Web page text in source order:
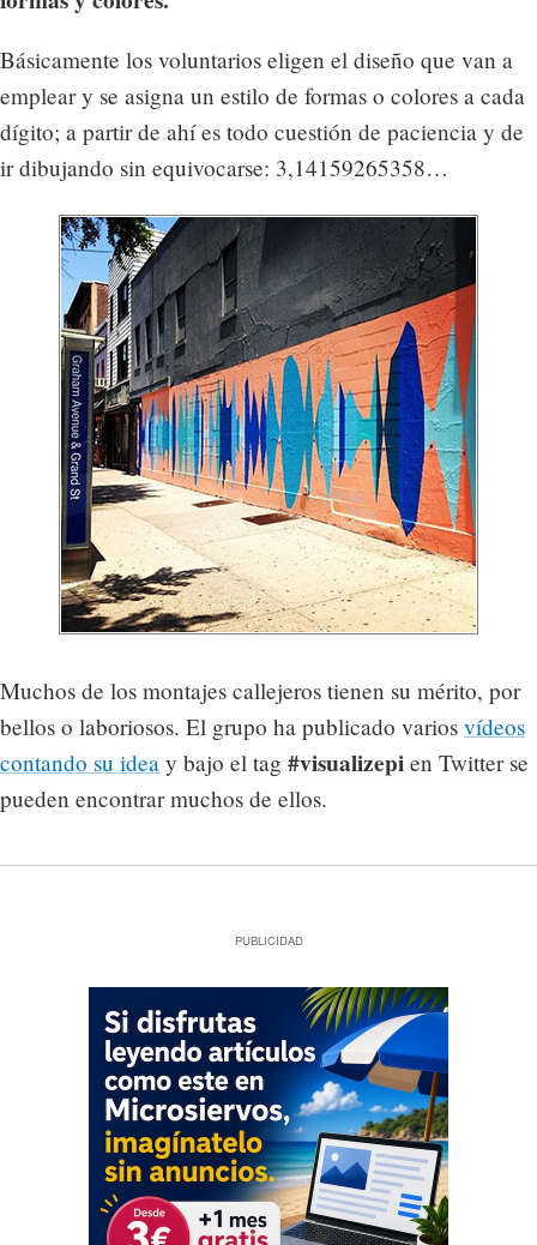
Básicamente los voluntarios eligen el diseño que van a
emplear y se asigna un estilo de formas o colores a cada
dígito; a partir de ahí es todo cuestión de paciencia y de
ir dibujando sin equivocarse: 3,14159265358…
Muchos de los montajes callejeros tienen su mérito, por
bellos o laboriosos. El grupo ha publicado varios vídeos
contando su idea y bajo el tag #visualizepi en Twitter se
pueden encontrar muchos de ellos.
PUBLICIDAD